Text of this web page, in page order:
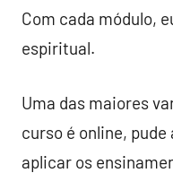
Com cada módulo,
espiritual.
Uma das maiores
curso é online,
aplicar os